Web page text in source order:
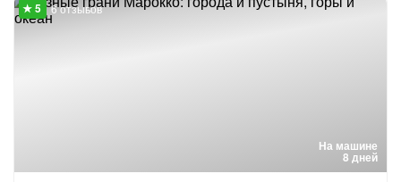
На машине
8 дней
6 отзывов